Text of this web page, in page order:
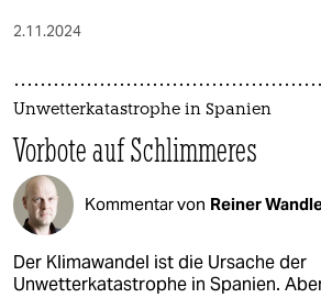
2.11.2024
Unwetterkatastrophe in Spanien
Vorbote auf Schlimmeres
Kommentar von Reiner
Der Klimawandel ist die Ursache der
Unwetterkatastrophe in Spanien.